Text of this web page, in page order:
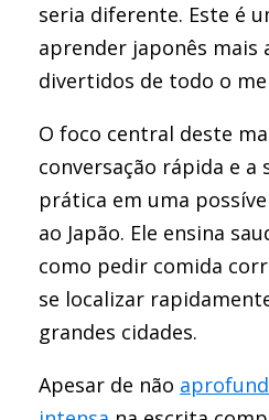
seria diferente. Este é
aprender japonês mais
divertidos de todo o
O foco central deste
conversação rápida e a
prática em uma
ao Japão. Ele ensina
como pedir comida
se localizar
grandes cidades.
Apesar de não